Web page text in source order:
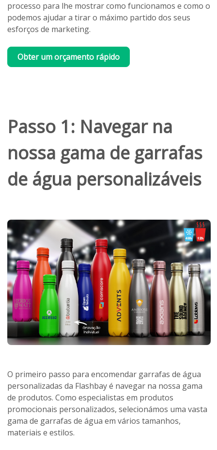
processo para lhe mostrar como funcionamos e como o
podemos ajudar a tirar o máximo partido dos seus
esforços de marketing.
Obter um orçamento rápido
Passo 1: Navegar na
nossa gama de garrafas
de água personalizáveis
O primeiro passo para encomendar garrafas de água
personalizadas da Flashbay é navegar na nossa gama
de produtos. Como especialistas em produtos
promocionais personalizados, selecionámos uma vasta
gama de garrafas de água em vários tamanhos,
materiais e estilos.